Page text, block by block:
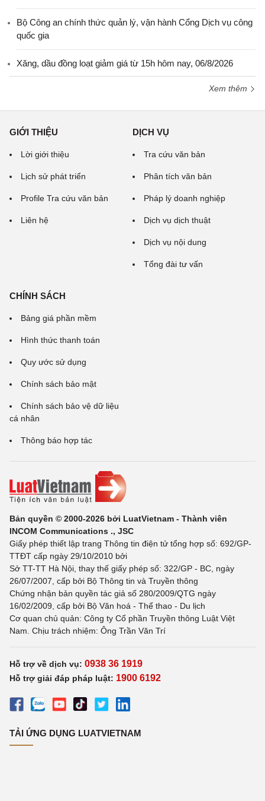
Bộ Công an chính thức quản lý, vận hành Cổng Dịch vụ công
quốc gia
Xăng, dầu đồng loạt giảm giá từ 15h hôm nay, 06/8/2026
Xem thêm
GIỚI THIỆU
Lời giới thiệu
Lịch sử phát triển
Profile Tra cứu văn bản
Liên hệ
DỊCH VỤ
Tra cứu văn bản
Phân tích văn bản
Pháp lý doanh nghiệp
Dịch vụ dịch thuật
Dịch vụ nội dung
Tổng đài tư vấn
CHÍNH SÁCH
Bảng giá phần mềm
Hình thức thanh toán
Quy ước sử dụng
Chính sách bảo mật
Chính sách bảo vệ dữ liệu
cá nhân
Thông báo hợp tác
Bản quyền © 2000-2026 bởi LuatVietnam - Thành viên
INCOM Communications ., JSC
Giấy phép thiết lập trang Thông tin điện tử tổng hợp số: 692/GP-
TTĐT cấp ngày 29/10/2010 bởi
Sở TT-TT Hà Nội, thay thế giấy phép số: 322/GP - BC, ngày
26/07/2007, cấp bởi Bộ Thông tin và Truyền thông
Chứng nhận bản quyền tác giả số 280/2009/QTG ngày
16/02/2009, cấp bởi Bộ Văn hoá - Thể thao - Du lịch
Cơ quan chủ quản: Công ty Cổ phần Truyền thông Luật Việt
Nam. Chịu trách nhiệm: Ông Trần Văn Trí
Hỗ trợ về dịch vụ: 0938 36 1919
Hỗ trợ giải đáp pháp luật: 1900 6192
TẢI ỨNG DỤNG LUATVIETNAM